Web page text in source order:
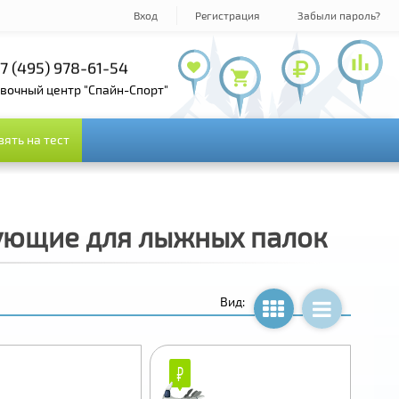
Вход Регистрация Забыли пароль?
(495) 143-73-73 +7 (800) 100-19-72
+7 (495) 978-61-54
центр "Спайн-Спорт"
на тест
на тест
для лыжных палок
Вид:
₽
₽